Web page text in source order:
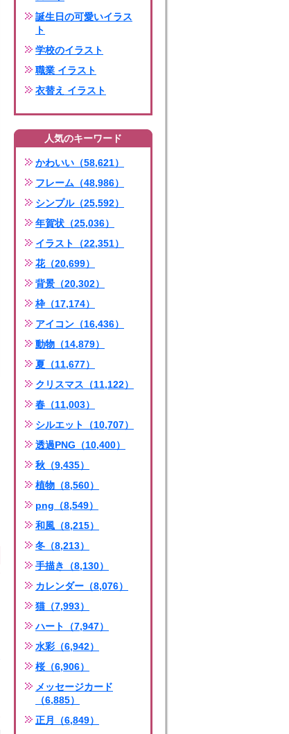
誕生日の可愛いイラス
ト
学校のイラスト
職業 イラスト
衣替え イラスト
人気のキーワード
かわいい（58,621）
フレーム（48,986）
シンプル（25,592）
年賀状（25,036）
イラスト（22,351）
花（20,699）
背景（20,302）
枠（17,174）
アイコン（16,436）
動物（14,879）
夏（11,677）
クリスマス（11,122）
春（11,003）
シルエット（10,707）
透過PNG（10,400）
秋（9,435）
植物（8,560）
png（8,549）
和風（8,215）
冬（8,213）
手描き（8,130）
カレンダー（8,076）
猫（7,993）
ハート（7,947）
水彩（6,942）
桜（6,906）
メッセージカード
（6,885）
正月（6,849）